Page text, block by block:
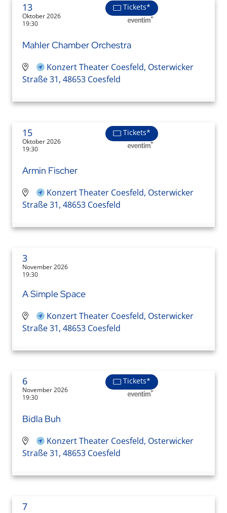
13
Oktober 2026
19:30
Tickets*
Mahler Chamber Orchestra
Konzert Theater Coesfeld, Osterwicker
Straße 31, 48653 Coesfeld
15
Oktober 2026
19:30
Tickets*
Armin Fischer
Konzert Theater Coesfeld, Osterwicker
Straße 31, 48653 Coesfeld
3
November 2026
19:30
A Simple Space
Konzert Theater Coesfeld, Osterwicker
Straße 31, 48653 Coesfeld
6
November 2026
19:30
Tickets*
Bidla Buh
Konzert Theater Coesfeld, Osterwicker
Straße 31, 48653 Coesfeld
7